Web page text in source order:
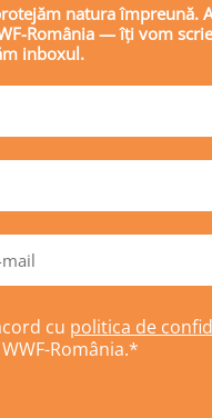
natura împreună.
România — îți vom
inboxul.
cu politica de
România.*